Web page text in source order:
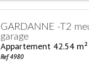
GARDANNE -T2
garage
Appartement 42.54
Ref 4980